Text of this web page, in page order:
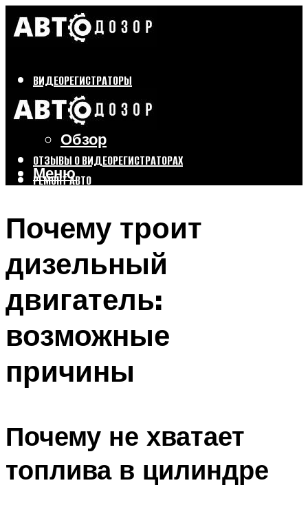
ВИДЕОРЕГИСТРАТОРЫ
Бренды
Выбор
Обзор
ОТЗЫВЫ О ВИДЕОРЕГИСТРАТОРАХ
РЕМОНТ АВТО
Меню
Почему троит
дизельный
двигатель:
возможные
причины
Почему не хватает
топлива в цилиндре